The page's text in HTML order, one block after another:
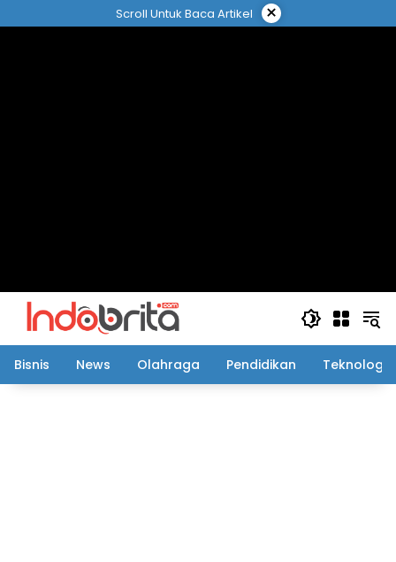
ke
Scroll Untuk Baca Artikel ×
Bisnis News Olahraga Pendidikan Teknologi